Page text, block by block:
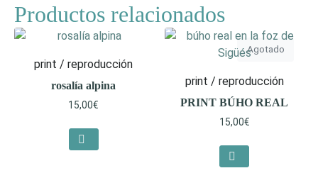
Productos relacionados
print / reproducción
rosalía alpina
15,00€
Agotado
print / reproducción
PRINT BÚHO REAL
15,00€